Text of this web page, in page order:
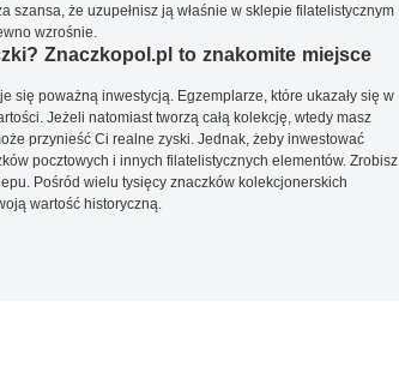
szansa, że uzupełnisz ją właśnie w sklepie filatelistycznym
wzrośnie.
Znaczkopol.pl to znakomite miejsce
się poważną inwestycją. Egzemplarze, które ukazały się w
Jeżeli natomiast tworzą całą kolekcję, wtedy masz
przynieść Ci realne zyski. Jednak, żeby inwestować
pocztowych i innych filatelistycznych elementów. Zrobisz
Pośród wielu tysięcy znaczków kolekcjonerskich
wartość historyczną.